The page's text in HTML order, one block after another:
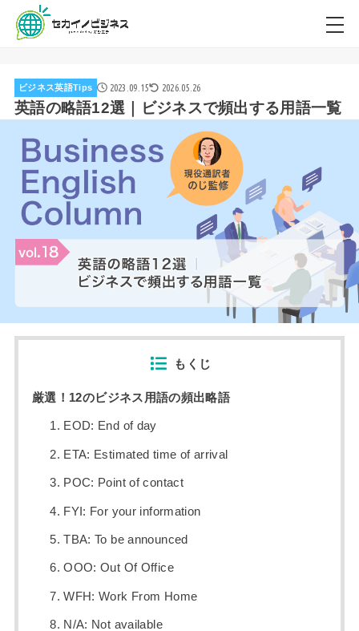
ビジネス英語Tips 2023.09.15 2026.05.26
英語の略語12選｜ビジネスで頻出する用語一覧
もくじ
厳選！12のビジネス用語の頻出略語
1. EOD: End of day
2. ETA: Estimated time of arrival
3. POC: Point of contact
4. FYI: For your information
5. TBA: To be announced
6. OOO: Out Of Office
7. WFH: Work From Home
8. N/A: Not available